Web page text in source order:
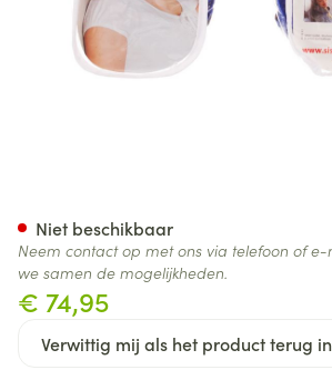
€ 74,95
Verwittig mij als het product terug
Niet beschikbaar
Neem contact op met ons via telefoon of
we samen de mogelijkheden.